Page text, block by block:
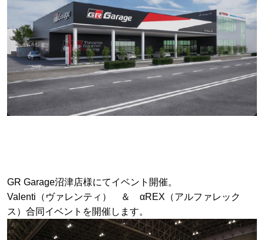
GR Garage沼津店様にてイベント開催。
Valenti（ヴァレンティ） ＆ αREX（アルファレック
ス）合同イベントを開催します。